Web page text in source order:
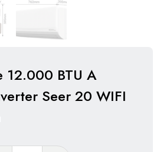
12.000 BTU A
Seer 20 WIFI